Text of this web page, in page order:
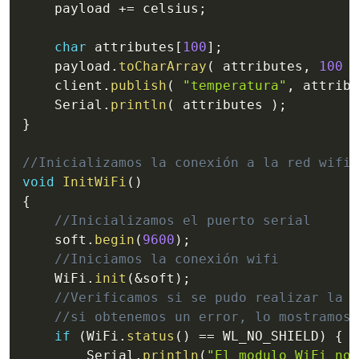
    payload
+= celsius ;
char attributes [ 100] ;
    payload
. toCharArray ( attributes , 100
    client
. publish ( "temperatura" ,
    Serial
. println ( attributes ) ;
}
//Inicializamos la conexión a la red wifi
void
InitWiFi ( )
{
//Inicializamos el puerto serial
    soft
. begin ( 9600 ) ;
//Iniciamos la conexión wifi
    WiFi
. init (&soft ) ;
//Verificamos si se pudo realizar la
//si obtenemos un error, lo mostramos
if
(WiFi . status ( ) == WL_NO_SHIELD )
{
        Serial
. println ( "El modulo WiFi